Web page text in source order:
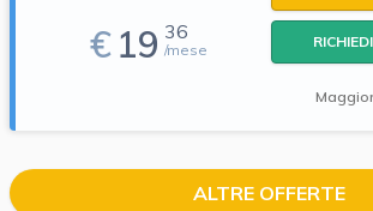
€19 36
/mese
ALTRE OFFERTE